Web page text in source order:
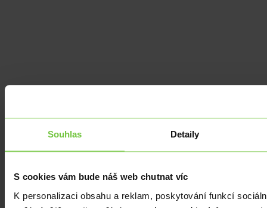
Souhlas Detaily
S cookies vám bude náš web chutnat víc
K personalizaci obsahu a reklam, poskytování funkcí
České koruně se včera dařilo. Vůči euru posílila o téměř 10 haléřů
ke 24,45 EURCZK.